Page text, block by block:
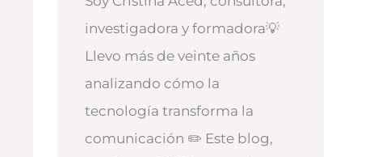
investigadora y formadora💡
Llevo más de veinte años
analizando cómo la
tecnología transforma la
comunicación ✏️ Este blog,